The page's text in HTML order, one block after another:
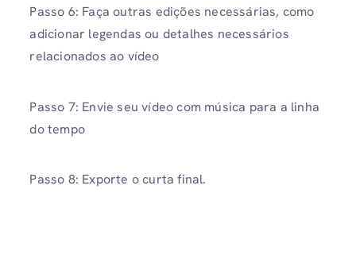
Passo 6: Faça outras edições necessárias, como
adicionar legendas ou detalhes necessários
relacionados ao vídeo
Passo 7: Envie seu vídeo com música para a linha
do tempo
Passo 8: Exporte o curta final.